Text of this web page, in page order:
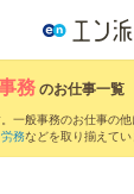
務のお仕事一覧
一般事務のお仕事の他
務などを取り揃えてい